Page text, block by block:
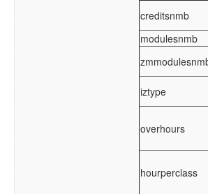
creditsnmb
modulesnmb
iztype
overhours
hourperclass